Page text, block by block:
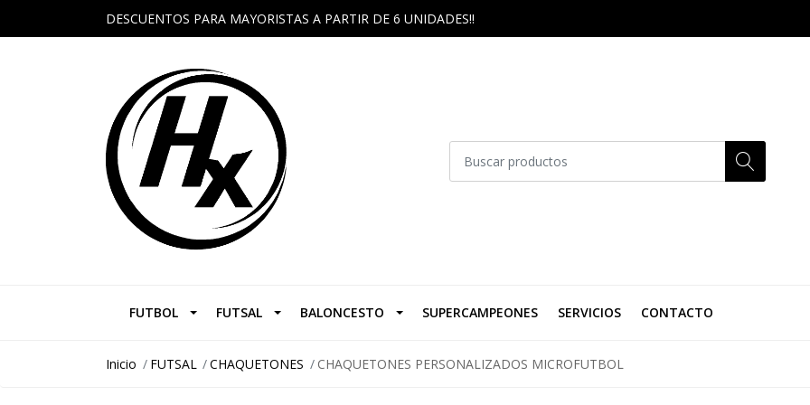
DESCUENTOS PARA MAYORISTAS A PARTIR DE 6 UNIDADES!!
FUTBOL FUTSAL BALONCESTO SUPERCAMPEONES SERVICIOS CONTACTO
Inicio FUTSAL CHAQUETONES CHAQUETONES PERSONALIZADOS MICROFUTBOL